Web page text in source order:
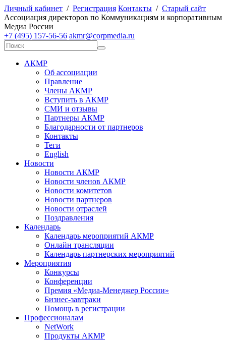
Личный кабинет / Регистрация Контакты / Старый сайт
Ассоциация директоров по Коммуникациям и корпоративным
Медиа России
+7 (495) 157-56-56 akmr@corpmedia.ru
АКМР
Об ассоциации
Правление
Члены АКМР
Вступить в АКМР
СМИ и отзывы
Партнеры АКМР
Благодарности от партнеров
Контакты
Теги
English
Новости
Новости АКМР
Новости членов АКМР
Новости комитетов
Новости партнеров
Новости отраслей
Поздравления
Календарь
Календарь мероприятий АКМР
Онлайн трансляции
Календарь партнерских мероприятий
Мероприятия
Конкурсы
Конференции
Премия «Медиа-Менеджер России»
Бизнес-завтраки
Помощь в регистрации
Профессионалам
NetWork
Продукты АКМР